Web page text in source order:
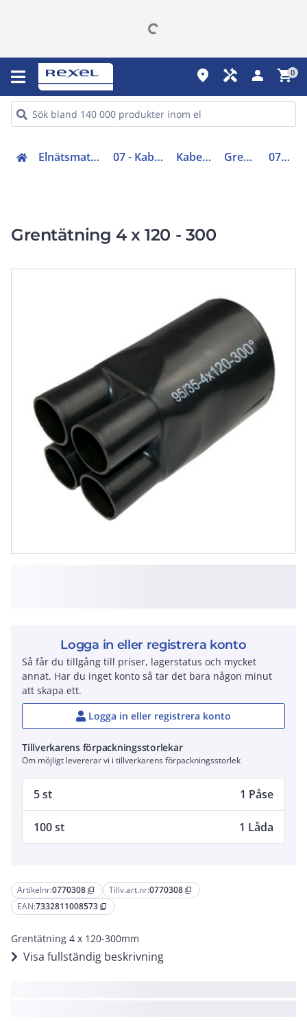
place handyman person shopping_cart0
Elnätsmateriel (06-09) 07 - Kabeltillbehör Kabelskarvar Grentätning 0770308
Grentätning 4 x 120 - 300
Artikelnr:0770308 content_copy Tillv.art.nr:0770308 content_copy
EAN:7332811008573 content_copy
Grentätning 4 x 120-300mm
Visa fullständig beskrivning
Logga in eller registrera konto
Så får du tillgång till priser, lagerstatus och mycket
annat. Har du inget konto så tar det bara någon minut
att skapa ett.
Logga in eller registrera konto
Tillverkarens förpackningsstorlekar
Om möjligt levererar vi i tillverkarens förpackningsstorlek
5 st 1 Påse
100 st 1 Låda